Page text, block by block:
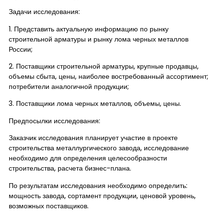
Задачи исследования:
1. Представить актуальную информацию по рынку
строительной арматуры и рынку лома черных металлов
России;
2. Поставщики строительной арматуры, крупные продавцы,
объемы сбыта, цены, наиболее востребованный ассортимент;
потребители аналогичной продукции;
3. Поставщики лома черных металлов, объемы, цены.
Предпосылки исследования:
Заказчик исследования планирует участие в проекте
строительства металлургического завода, исследование
необходимо для определения целесообразности
строительства, расчета бизнес-плана.
По результатам исследования необходимо определить:
мощность завода, сортамент продукции, ценовой уровень,
возможных поставщиков.